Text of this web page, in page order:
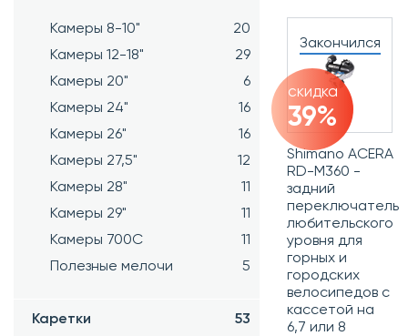
Камеры 8-10"
20
Камеры 12-18"
29
Камеры 20"
6
Камеры 24"
16
Камеры 26"
16
Камеры 27,5"
12
Камеры 28"
11
Камеры 29"
11
Камеры 700C
11
Полезные мелочи
5
Каретки 53
Закончился
скидка
39%
Shimano ACERA
RD-M360 -
задний
переключатель
любительского
уровня для
горных и
городских
велосипедов с
кассетой на
6,7 или 8